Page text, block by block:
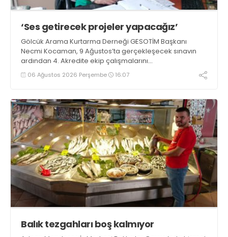
‘Ses getirecek projeler yapacağız’
Gölcük Arama Kurtarma Derneği GESOTİM Başkanı
Necmi Kocaman, 9 Ağustos’ta gerçekleşecek sınavın
ardından 4. Akredite ekip çalışmalarını
tamamlayacaklarını ifade ederek açıklamalarda
bulundu. Kocaman, “Gölcük’te ve Kocaeli genelinde ses
06 Ağustos 2026 Perşembe 16:07
Balık tezgahları boş kalmıyor